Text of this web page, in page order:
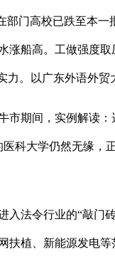
门高校已跌至本
船高。工做强度
。以广东外语外贸
期间，实例解读
科大学仍然无缘
法令行业的“敲门
植、新能源发电